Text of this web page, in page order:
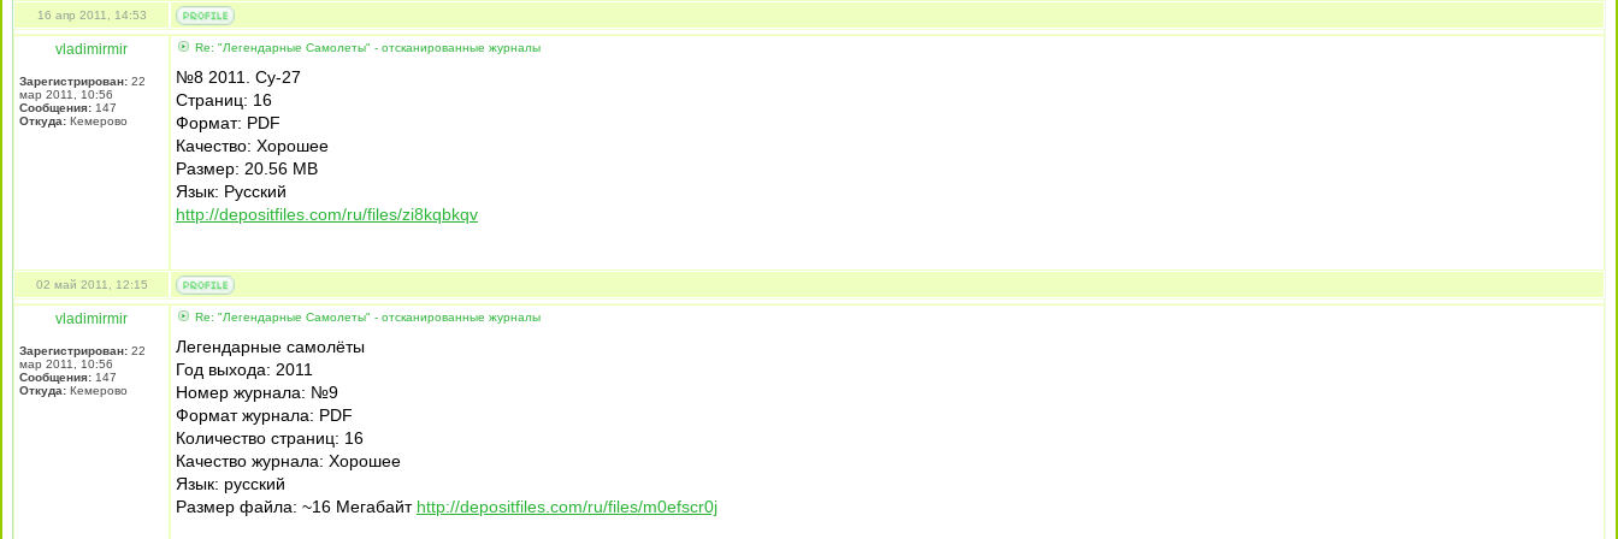
16 апр 2011, 14:53
vladimirmir
Зарегистрирован: 22
мар 2011, 10:56
Сообщения: 147
Откуда: Кемерово
Re: "Легендарные Самолеты" - отсканированные журналы
№8 2011. Су-27
Страниц: 16
Формат: PDF
Качество: Хорошее
Размер: 20.56 MB
Язык: Русский
http://depositfiles.com/ru/files/zi8kqbkqv
02 май 2011, 12:15
vladimirmir
Зарегистрирован: 22
мар 2011, 10:56
Сообщения: 147
Откуда: Кемерово
Re: "Легендарные Самолеты" - отсканированные журналы
Легендарные самолёты
Год выхода: 2011
Номер журнала: №9
Формат журнала: PDF
Количество страниц: 16
Качество журнала: Хорошее
Язык: русский
Размер файла: ~16 Мегабайт http://depositfiles.com/ru/files/m0efscr0j